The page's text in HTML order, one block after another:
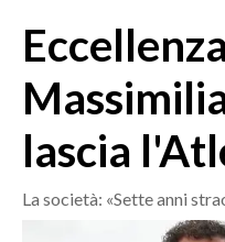
ORISTANO E PROVINCIA
GALLURA
NUORO E PROVINCIA
OGLIASTRA
AGENDA
lascia
La società: «Sette anni